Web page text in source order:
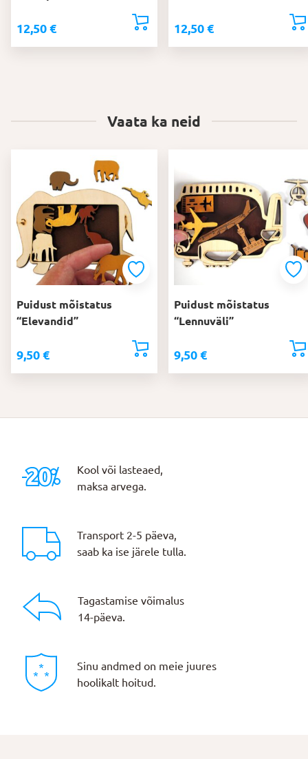
12,50 € 12,50 €
Vaata ka neid
Puidust mõistatus
“Elevandid”
9,50 €
Puidust mõistatus
“Lennuväli”
9,50 €
Kool või lasteaed,
maksa arvega.
Transport 2-5 päeva,
saab ka ise järele tulla.
Tagastamise võimalus
14-päeva.
Sinu andmed on meie juures
hoolikalt hoitud.